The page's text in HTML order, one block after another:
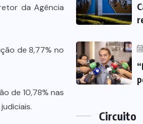
da Agência
de 8,77% no
de 10,78% nas
Circuito